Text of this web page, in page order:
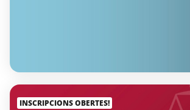
INSCRIPCIONS OBERTES!